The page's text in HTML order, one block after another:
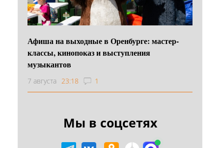
Афиша на выходные в Оренбурге: мастер-
классы, кинопоказ и выступления
музыкантов
7 августа 23:18 1
Мы в соцсетях